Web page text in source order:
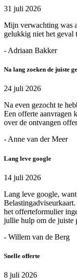
31 juli 2026
Mijn verwachting was
gelukkig niet het geval
- Adriaan Bakker
Na lang zoeken de juiste
24 juli 2026
Na even gezocht te
Een offerte aanvragen
over de ontvangen
- Anne van der Meer
Lang leve google
14 juli 2026
Lang leve google,
het offerteformulier
jullie hulp om de juiste
- Willem van de Berg
Snelle offerte
8 juli 2026